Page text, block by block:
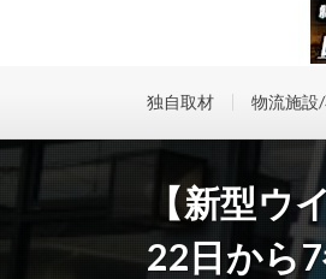
独自取材 物流施設
【新型ウ
22日から